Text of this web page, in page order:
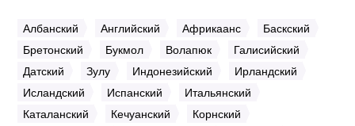
Албанский Английский Африкаанс
Баскский
Бретонский
Букмол Волапюк
Галисийский
Датский
Зулу Индонезийский
Ирландский
Исландский
Испанский
Итальянский
Каталанский
Кечуанский
Корнский